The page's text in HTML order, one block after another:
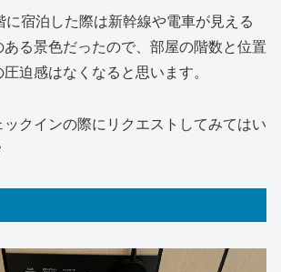
に宿泊した際は新幹線や電車が見える
ある景色だったので、部屋の階数と位置
迫感はなくなると思います。
クインの際にリクエストしてみてはい